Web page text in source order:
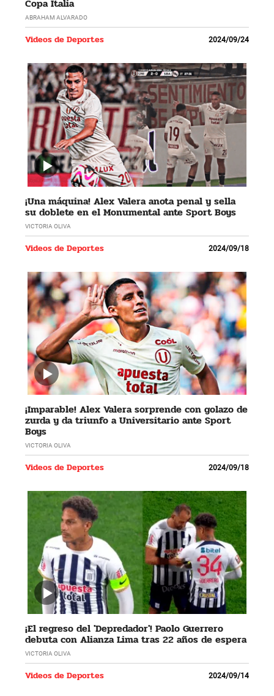
Copa Italia
ABRAHAM ALVARADO
Videos de Deportes 2024/09/24
¡Una máquina! Alex Valera anota penal y sella
su doblete en el Monumental ante Sport Boys
VICTORIA OLIVA
Videos de Deportes 2024/09/18
¡Imparable! Alex Valera sorprende con golazo de
zurda y da triunfo a Universitario ante Sport
Boys
VICTORIA OLIVA
Videos de Deportes 2024/09/18
¡El regreso del 'Depredador'! Paolo Guerrero
debuta con Alianza Lima tras 22 años de espera
VICTORIA OLIVA
Videos de Deportes 2024/09/14